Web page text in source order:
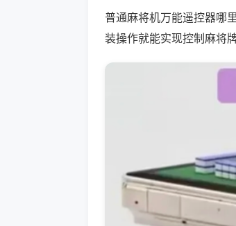
普通麻将机万能遥控器哪
装操作就能实现控制麻将